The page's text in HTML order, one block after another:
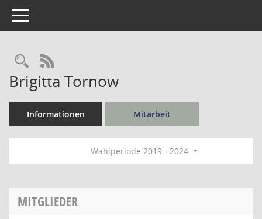
Toggle navigation
Rechercheauswahl
RSS-Feed
Brigitta Tornow
Informationen Mitarbeit
Wahlperiode 2019 - 2024
MITGLIEDER